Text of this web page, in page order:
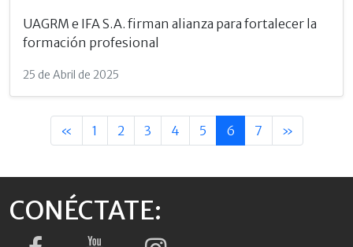
UAGRM e IFA S.A. firman alianza para fortalecer la
formación profesional
25 de Abril de 2025
« 1 2 3 4 5 6 7 »
CONÉCTATE: